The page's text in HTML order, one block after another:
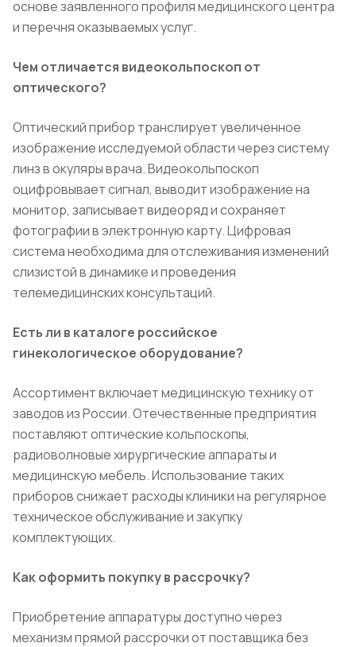
основе заявленного профиля медицинского центра
и перечня оказываемых услуг.
Чем отличается видеокольпоскоп от
оптического?
Оптический прибор транслирует увеличенное
изображение исследуемой области через систему
линз в окуляры врача. Видеокольпоскоп
оцифровывает сигнал, выводит изображение на
монитор, записывает видеоряд и сохраняет
фотографии в электронную карту. Цифровая
система необходима для отслеживания изменений
слизистой в динамике и проведения
телемедицинских консультаций.
Есть ли в каталоге российское
гинекологическое оборудование?
Ассортимент включает медицинскую технику от
заводов из России. Отечественные предприятия
поставляют оптические кольпоскопы,
радиоволновые хирургические аппараты и
медицинскую мебель. Использование таких
приборов снижает расходы клиники на регулярное
техническое обслуживание и закупку
комплектующих.
Как оформить покупку в рассрочку?
Приобретение аппаратуры доступно через
механизм прямой рассрочки от поставщика без